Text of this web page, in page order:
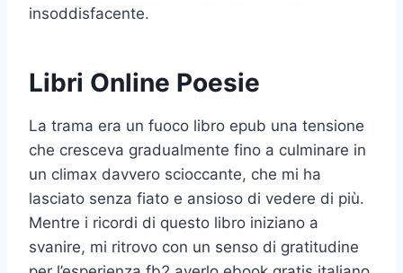
insoddisfacente.
Libri Online Poesie
La trama era un fuoco libro epub una tensione
che cresceva gradualmente fino a culminare in
un climax davvero scioccante, che mi ha
lasciato senza fiato e ansioso di vedere di più.
Mentre i ricordi di questo libro iniziano a
svanire, mi ritrovo con un senso di gratitudine